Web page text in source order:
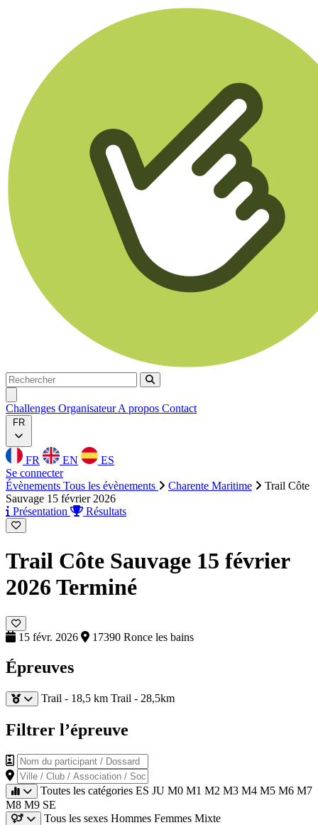
Rechercher
Rechercher
Challenges OrganisateurA propos Contact
FR
FR EN
ES
Se connecter
Évènements Tous les évènements Charente Maritime
Trail Côte
Sauvage 15 février 2026
Présentation
Résultats
Trail Côte Sauvage 15 février
2026 Terminé
15 févr. 2026 17390 Ronce les bains
Épreuves
Trail - 18,5 km Trail - 28,5km
Filtrer l’épreuve
Nom du participant / Dossard
Ville / Club / Association / Société
Toutes les catégories ES JU M0 M1 M2 M3 M4 M5 M6 M7
M8 M9 SE
Tous les sexes Hommes Femmes Mixte